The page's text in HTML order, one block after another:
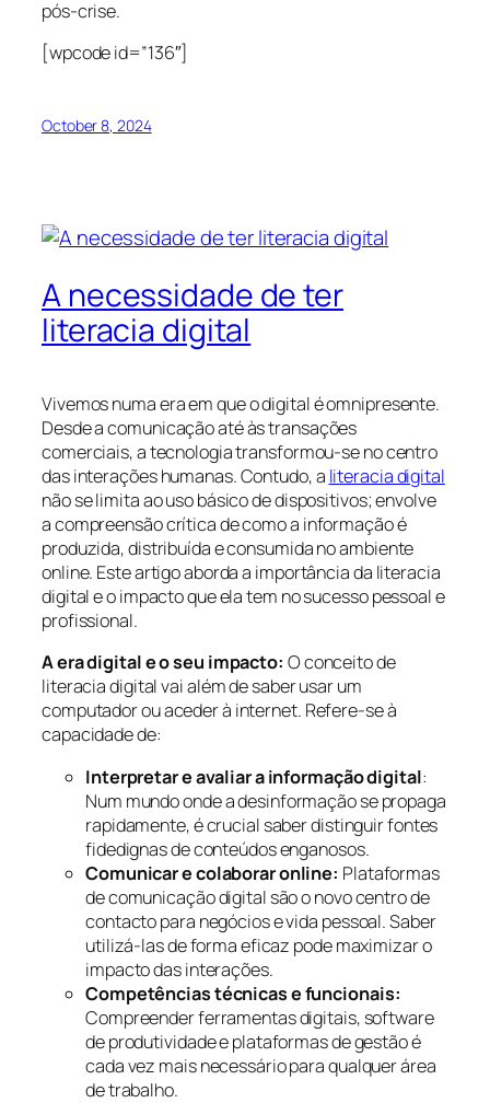
pós-crise.
[wpcode id=”136″]
October 8, 2024
A necessidade de ter
literacia digital
Vivemos numa era em que o digital é omnipresente.
Desde a comunicação até às transações
comerciais, a tecnologia transformou-se no centro
das interações humanas. Contudo, a literacia digital
não se limita ao uso básico de dispositivos; envolve
a compreensão crítica de como a informação é
produzida, distribuída e consumida no ambiente
online. Este artigo aborda a importância da literacia
digital e o impacto que ela tem no sucesso pessoal e
profissional.
A era digital e o seu impacto: O conceito de
literacia digital vai além de saber usar um
computador ou aceder à internet. Refere-se à
capacidade de:
Interpretar e avaliar a informação digital:
Num mundo onde a desinformação se propaga
rapidamente, é crucial saber distinguir fontes
fidedignas de conteúdos enganosos.
Comunicar e colaborar online: Plataformas
de comunicação digital são o novo centro de
contacto para negócios e vida pessoal. Saber
utilizá-las de forma eficaz pode maximizar o
impacto das interações.
Competências técnicas e funcionais:
Compreender ferramentas digitais, software
de produtividade e plataformas de gestão é
cada vez mais necessário para qualquer área
de trabalho.